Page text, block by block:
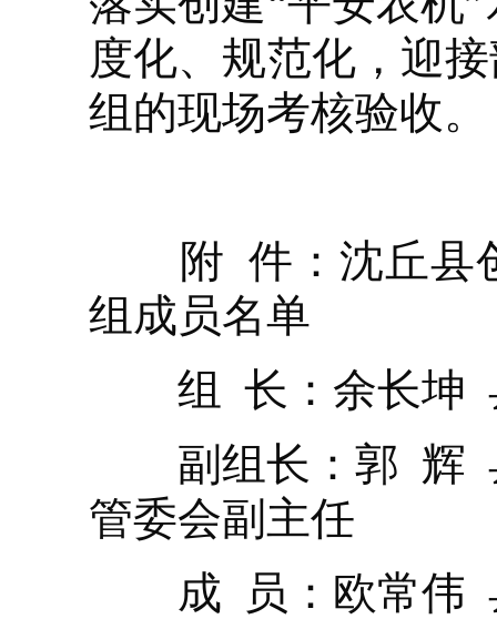
度化、规范化，迎
组的现场考核验收。
附 件：沈丘县创
组成员名单
组 长：余长坤
副组长：郭 辉 县
管委会副主任
成 员：欧常伟